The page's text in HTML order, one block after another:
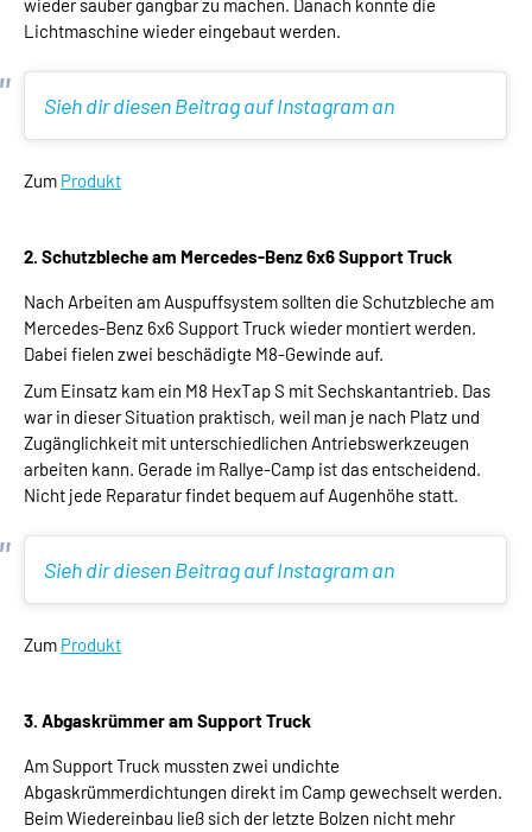
wieder sauber gangbar zu machen. Danach konnte die
Lichtmaschine wieder eingebaut werden.
Sieh dir diesen Beitrag auf Instagram an
Zum Produkt
2. Schutzbleche am Mercedes-Benz 6x6 Support Truck
Nach Arbeiten am Auspuffsystem sollten die Schutzbleche am
Mercedes-Benz 6x6 Support Truck wieder montiert werden.
Dabei fielen zwei beschädigte M8-Gewinde auf.
Zum Einsatz kam ein M8 HexTap S mit Sechskantantrieb. Das
war in dieser Situation praktisch, weil man je nach Platz und
Zugänglichkeit mit unterschiedlichen Antriebswerkzeugen
arbeiten kann. Gerade im Rallye-Camp ist das entscheidend.
Nicht jede Reparatur findet bequem auf Augenhöhe statt.
Sieh dir diesen Beitrag auf Instagram an
Zum Produkt
3. Abgaskrümmer am Support Truck
Am Support Truck mussten zwei undichte
Abgaskrümmerdichtungen direkt im Camp gewechselt werden.
Beim Wiedereinbau ließ sich der letzte Bolzen nicht mehr